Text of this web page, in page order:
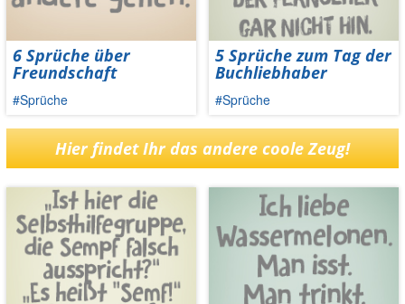
6 Sprüche über
Freundschaft
#Sprüche
5 Sprüche zum Tag der
Buchliebhaber
#Sprüche
Hier findet Ihr das andere coole Zeug!